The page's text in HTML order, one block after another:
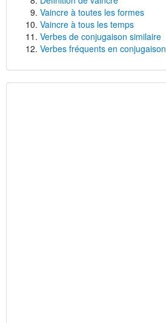
Vaincre à toutes les formes
Vaincre à tous les temps
Verbes de conjugaison similaire
Verbes fréquents en conjugaison